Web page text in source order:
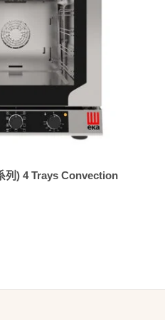
列) 4 Trays Convection